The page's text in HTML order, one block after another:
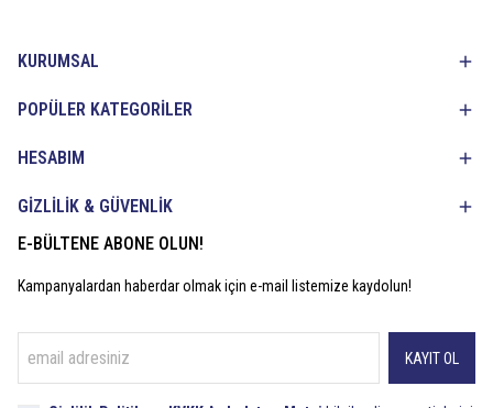
KURUMSAL
POPÜLER KATEGORİLER
HESABIM
GİZLİLİK & GÜVENLİK
E-BÜLTENE ABONE OLUN!
Kampanyalardan haberdar olmak için e-mail listemize kaydolun!
KAYIT OL